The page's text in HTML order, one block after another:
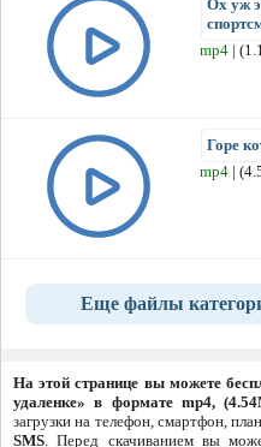
Ох уж
mp4 |
Горе
mp4 |
Еще файлы
На этой странице вы можете
удаленке» в формате mp4,
загрузки на телефон, смартфон,
SMS. Перед скачиванием вы